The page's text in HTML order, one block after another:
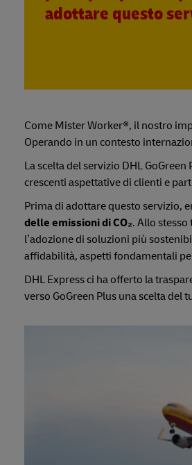
adottare questo
Come Mister Worker®, il nostro
Operando in un contesto
La scelta del servizio DHL
crescenti aspettative di clienti e
Prima di adottare questo servizio,
delle emissioni di CO₂. Allo
l’adozione di soluzioni più
affidabilità, aspetti fondamentali
DHL Express ci ha offerto la
verso GoGreen Plus una scelta del